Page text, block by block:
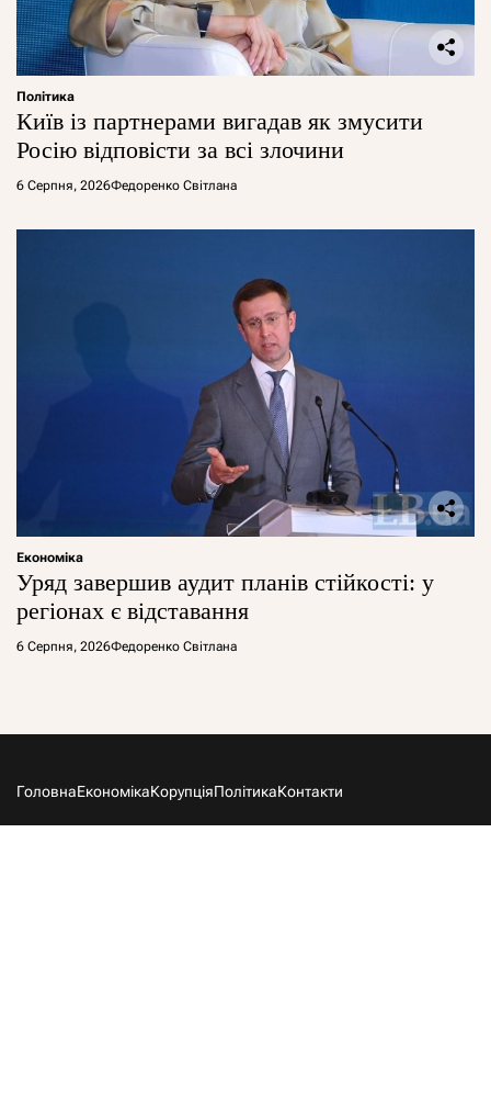
Політика
Київ із партнерами вигадав як змусити
Росію відповісти за всі злочини
6 Серпня, 2026Федоренко Світлана
Економіка
Уряд завершив аудит планів стійкості: у
регіонах є відставання
6 Серпня, 2026Федоренко Світлана
ГоловнаЕкономікаКорупціяПолітикаКонтакти